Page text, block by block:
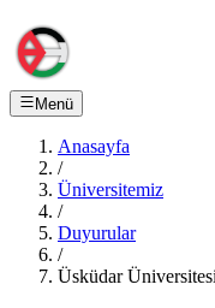
Menü
Anasayfa
/
Üniversitemiz
/
Duyurular
/
Üsküdar